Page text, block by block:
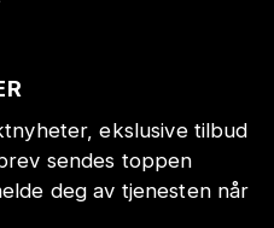
ekslusive tilbud
sendes toppen
deg av tjenesten når